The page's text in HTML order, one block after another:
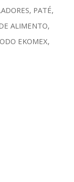
, PATÉ,
ALIMENTO,
EKOMEX,